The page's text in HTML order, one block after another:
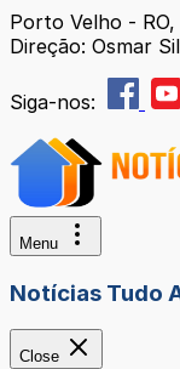
Porto Velho -
Direção: Osmar
Siga-nos:
Menu
Notícias Tudo
Close